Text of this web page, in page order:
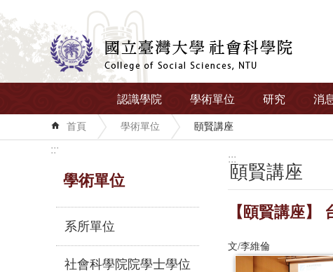
跳到主要內容區塊
認識學院 學術單位 研究 消
首頁 學術單位 頤賢講座
:::
學術單位
系所單位
社會科學院院學士學位
:::
頤賢講座
【頤賢講座】
文/李維倫